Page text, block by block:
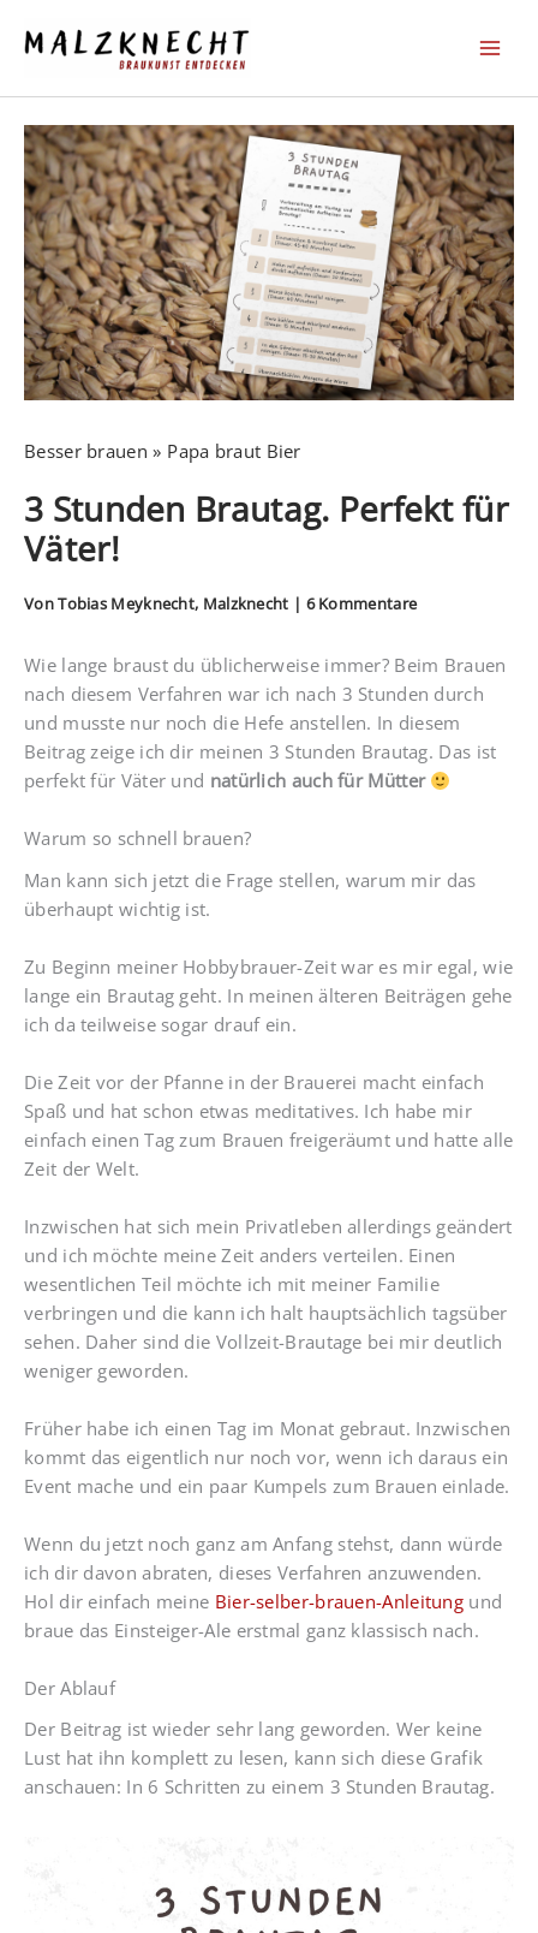
Inhalt
Besser brauen Papa braut Bier
3 Stunden Brautag. Perfekt für
Väter!
VonTobias Meyknecht, Malzknecht | 6 Kommentare
Wie lange braust du üblicherweise immer? Beim Brauen
nach diesem Verfahren war ich nach 3 Stunden durch
und musste nur noch die Hefe anstellen. In diesem
Beitrag zeige ich dir meinen 3 Stunden Brautag. Das ist
perfekt für Väter und natürlich auch für Mütter
Warum so schnell brauen?
Man kann sich jetzt die Frage stellen, warum mir das
überhaupt wichtig ist.
Zu Beginn meiner Hobbybrauer-Zeit war es mir egal, wie
lange ein Brautag geht. In meinen älteren Beiträgen gehe
ich da teilweise sogar drauf ein.
Die Zeit vor der Pfanne in der Brauerei macht einfach
Spaß und hat schon etwas meditatives. Ich habe mir
einfach einen Tag zum Brauen freigeräumt und hatte alle
Zeit der Welt.
Inzwischen hat sich mein Privatleben allerdings geändert
und ich möchte meine Zeit anders verteilen. Einen
wesentlichen Teil möchte ich mit meiner Familie
verbringen und die kann ich halt hauptsächlich tagsüber
sehen. Daher sind die Vollzeit-Brautage bei mir deutlich
weniger geworden.
Früher habe ich einen Tag im Monat gebraut. Inzwischen
kommt das eigentlich nur noch vor, wenn ich daraus ein
Event mache und ein paar Kumpels zum Brauen einlade.
Wenn du jetzt noch ganz am Anfang stehst, dann würde
ich dir davon abraten, dieses Verfahren anzuwenden.
Hol dir einfach meine Bier-selber-brauen-Anleitung und
braue das Einsteiger-Ale erstmal ganz klassisch nach.
Der Ablauf
Der Beitrag ist wieder sehr lang geworden. Wer keine
Lust hat ihn komplett zu lesen, kann sich diese Grafik
anschauen: In 6 Schritten zu einem 3 Stunden Brautag.